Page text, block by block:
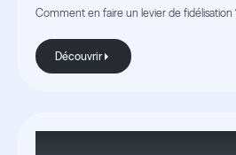
Comment en faire un levier de fidélisation
Découvrir
Découvrir